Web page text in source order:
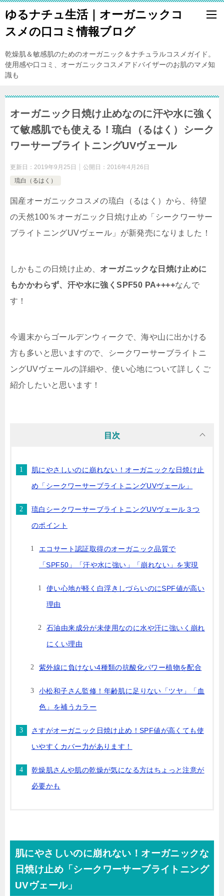
ゆるナチュ生活｜オーガニックコ
スメの口コミ情報ブログ
乾燥肌＆敏感肌のためのオーガニック＆ナチュラルコスメガイド。
使用感や口コミ、オーガニックコスメアドバイザーのお肌のマメ知
識も
オーガニック日焼け止めなのに汗や水に強く
て敏感肌でも使える！琉白（るはく）シーク
ワーサーブライトニングUVヴェール
更新日： 2019年9月25日 公開日： 2016年4月26日
琉白（るはく）
国産オーガニックコスメの琉白（るはく）から、待望
の天然100％オーガニック日焼け止め「シークワーサー
ブライトニングUVヴェール」が新発売になりました！
しかもこの日焼け止め、 オーガニックな日焼け止めに
もかかわらず、汗や水に強くSPF50 PA++++なんで
す！
今週末からゴールデンウィークで、海や山に出かける
方も多いと思いますので、シークワーサーブライトニ
ングUVヴェールの詳細や、使い心地について詳しくご
紹介したいと思います！
目次
肌にやさしいのに崩れない！オーガニックな日焼け止
め「シークワーサーブライトニングUVヴェール」
琉白シークワーサーブライトニングUVヴェール３つ
のポイント
エコサート認証取得のオーガニック品質で
「SPF50」「汗や水に強い」「崩れない」を実現
使い心地が軽く白浮きしづらいのにSPF値が高い
理由
石油由来成分が未使用なのに水や汗に強いく崩れ
にくい理由
紫外線に負けない4種類の抗酸化パワー植物を配合
小松和子さん監修！年齢肌に足りない「ツヤ」「血
色」を補うカラー
さすがオーガニック日焼け止め！SPF値が高くても使
いやすくカバー力があります！
乾燥肌さんや肌の乾燥が気になる方はちょっと注意が
必要かも
肌にやさしいのに崩れない！オーガニックな
日焼け止め「シークワーサーブライトニング
UVヴェール」